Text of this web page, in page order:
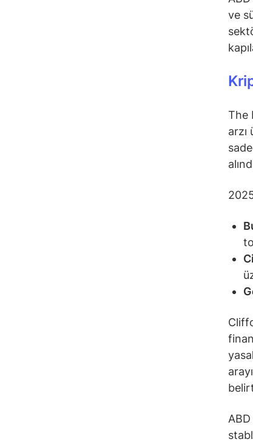
ve
The
arzı